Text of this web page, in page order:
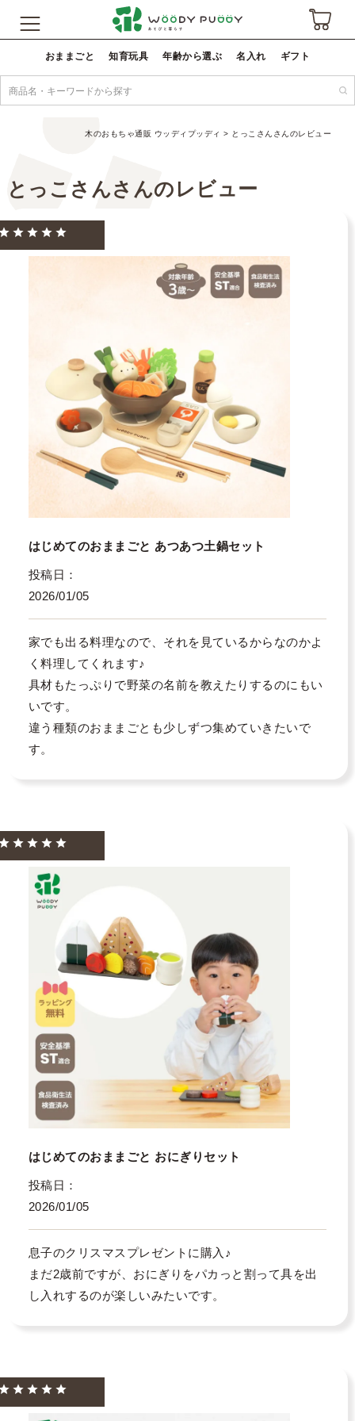
おままごと 知育玩具 年齢から選ぶ 名入れ ギフト
木のおもちゃ通販 ウッディプッディ とっこさんさんのレビュー
とっこさんさんのレビュー
はじめてのおままごと あつあつ土鍋セット
投稿日
2026/01/05
家でも出る料理なので、それを見ているからなのかよ
く料理してくれます♪
具材もたっぷりで野菜の名前を教えたりするのにもい
いです。
違う種類のおままごとも少しずつ集めていきたいで
す。
はじめてのおままごと おにぎりセット
投稿日
2026/01/05
息子のクリスマスプレゼントに購入♪
まだ2歳前ですが、おにぎりをパカっと割って具を出
し入れするのが楽しいみたいです。